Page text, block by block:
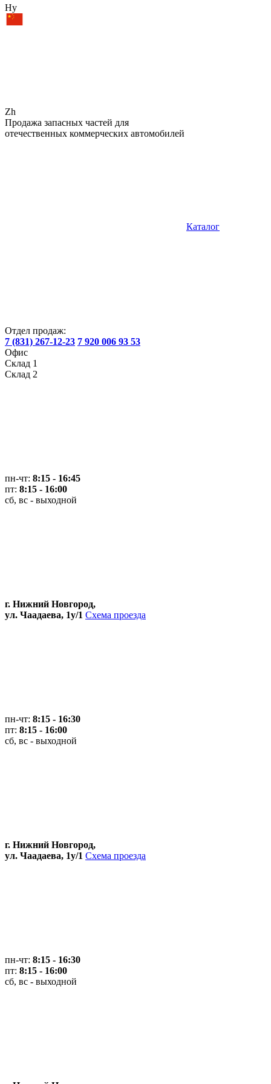
Hy
Zh
Продажа запасных частей для
отечественных коммерческих автомобилей
Каталог
Отдел продаж:
7 (831) 267-12-23 7 920 006 93 53
Офис
Склад 1
Склад 2
пн-чт: 8:15 - 16:45
пт: 8:15 - 16:00
сб, вс - выходной
г. Нижний Новгород,
ул. Чаадаева, 1у/1 Схема проезда
пн-чт: 8:15 - 16:30
пт: 8:15 - 16:00
сб, вс - выходной
г. Нижний Новгород,
ул. Чаадаева, 1у/1 Схема проезда
пн-чт: 8:15 - 16:30
пт: 8:15 - 16:00
сб, вс - выходной